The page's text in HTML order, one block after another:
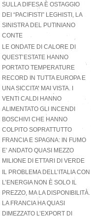
SULLA DIFESA È OSTAGGIO
DEI “PACIFISTI” LEGHISTI, LA
SINISTRA DEL PUTINIANO
CONTE
LE ONDATE DI CALORE DI
QUEST’ESTATE HANNO
PORTATO TEMPERATURE
RECORD IN TUTTA EUROPA E
UNA SICCITA’ MAI VISTA. I
VENTI CALDI HANNO
ALIMENTATO GLI INCENDI
BOSCHIVI CHE HANNO
COLPITO SOPRATTUTTO
FRANCIA E SPAGNA: IN FUMO
E’ ANDATO QUASI MEZZO
MILIONE DI ETTARI DI VERDE
IL PROBLEMA DELL’ITALIA CON
L’ENERGIA NON È SOLO IL
PREZZO, MA LA DISPONIBILITÀ.
LA FRANCIA HA QUASI
DIMEZZATO L’EXPORT DI